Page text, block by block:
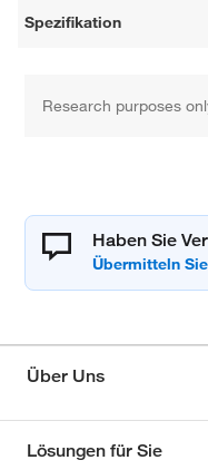
Spezifikation
Research purposes
Haben Sie
Über Uns
Lösungen für Sie